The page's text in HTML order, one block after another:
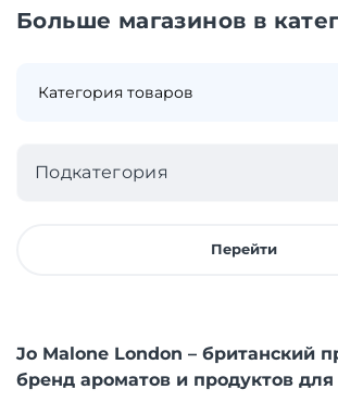
Больше магазинов в
Подкатегория
Перейти
Jo Malone London – британский
бренд ароматов и продуктов